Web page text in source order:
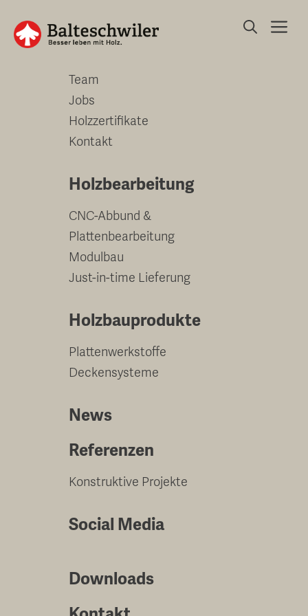
zum
Inhalt
Unternehmen
Team
Jobs
Holzzertifikate
Kontakt
Holzbearbeitung
CNC-Abbund &
Plattenbearbeitung
Modulbau
Just-in-time Lieferung
Holzbauprodukte
Plattenwerkstoffe
Deckensysteme
News
Referenzen
Konstruktive Projekte
Social Media
Downloads